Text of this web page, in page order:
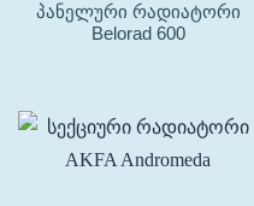
პანელური რადიატორი
Belorad 600